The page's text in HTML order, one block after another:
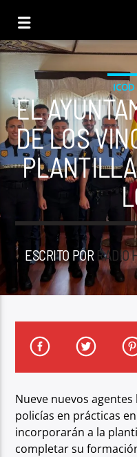
ICOD
EL
DE LOS
ESCRITO POR RADIO
Nueve nuevos
policías en prácticas
incorporarán a la
completar su